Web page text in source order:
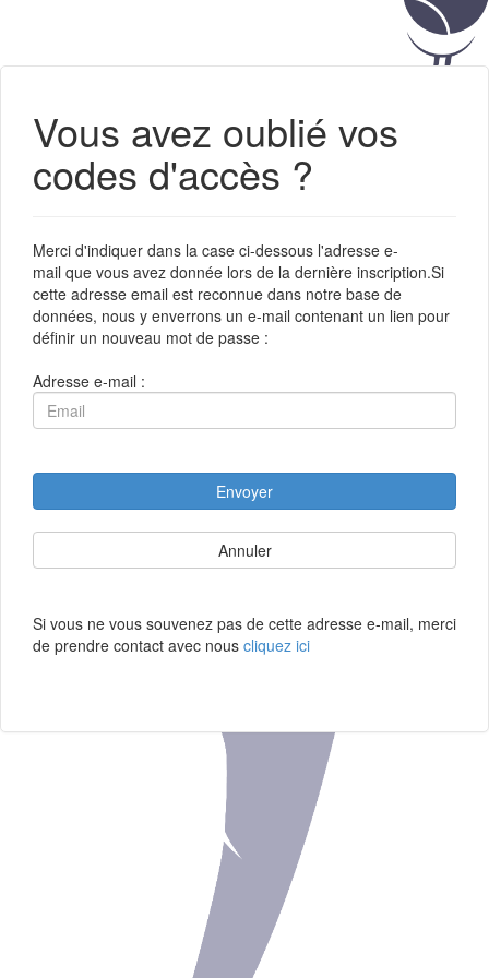
Vous avez oublié vos
codes d'accès ?
Merci d'indiquer dans la case ci-dessous l'adresse e-
mail que vous avez donnée lors de la dernière inscription.Si
cette adresse email est reconnue dans notre base de
données, nous y enverrons un e-mail contenant un lien pour
définir un nouveau mot de passe :
Adresse e-mail :
Envoyer
Annuler
Si vous ne vous souvenez pas de cette adresse e-mail, merci
de prendre contact avec nous cliquez ici